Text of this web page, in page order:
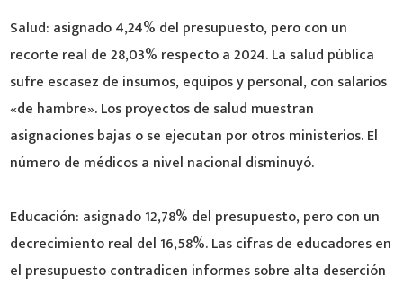
Salud: asignado 4,24% del presupuesto, pero con un
recorte real de 28,03% respecto a 2024. La salud pública
sufre escasez de insumos, equipos y personal, con salarios
«de hambre». Los proyectos de salud muestran
asignaciones bajas o se ejecutan por otros ministerios. El
número de médicos a nivel nacional disminuyó.
Educación: asignado 12,78% del presupuesto, pero con un
decrecimiento real del 16,58%. Las cifras de educadores en
el presupuesto contradicen informes sobre alta deserción